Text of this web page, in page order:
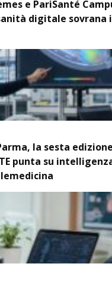
e PariSanté
digitale sovrana
la sesta edizione
punta su